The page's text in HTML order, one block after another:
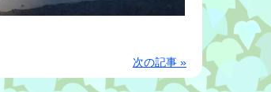
次の記事 »